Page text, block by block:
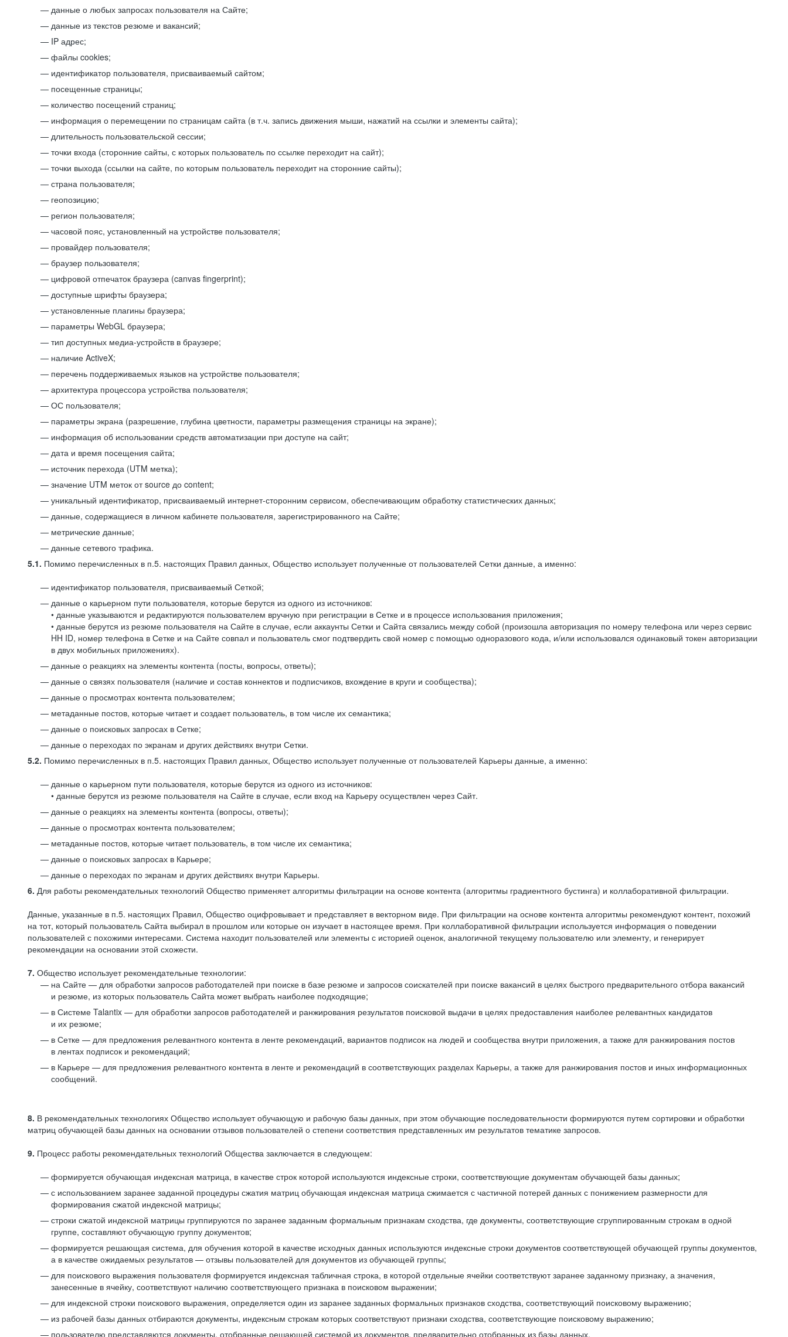
данные о любых запросах пользователя на Сайте;
данные из текстов резюме и вакансий;
IP адрес;
файлы cookies;
идентификатор пользователя, присваиваемый сайтом;
посещенные страницы;
количество посещений страниц;
информация о перемещении по страницам сайта (в т.ч. запись движения мыши, нажатий на ссылки и элементы сайта);
длительность пользовательской сессии;
точки входа (сторонние сайты, с которых пользователь по ссылке переходит на сайт);
точки выхода (ссылки на сайте, по которым пользователь переходит на сторонние сайты);
страна пользователя;
геопозицию;
регион пользователя;
часовой пояс, установленный на устройстве пользователя;
провайдер пользователя;
браузер пользователя;
цифровой отпечаток браузера (canvas fingerprint);
доступные шрифты браузера;
установленные плагины браузера;
параметры WebGL браузера;
тип доступных медиа-устройств в браузере;
наличие ActiveX;
перечень поддерживаемых языков на устройстве пользователя;
архитектура процессора устройства пользователя;
ОС пользователя;
параметры экрана (разрешение, глубина цветности, параметры размещения страницы на экране);
информация об использовании средств автоматизации при доступе на сайт;
дата и время посещения сайта;
источник перехода (UTM метка);
значение UTM меток от source до content;
уникальный идентификатор, присваиваемый интернет-сторонним сервисом, обеспечивающим обработку статистических данных;
данные, содержащиеся в личном кабинете пользователя, зарегистрированного на Сайте;
метрические данные;
данные сетевого трафика.
5.1. Помимо перечисленных в п.5. настоящих Правил данных, Общество использует полученные от пользователей Сетки данные, а именно:
идентификатор пользователя, присваиваемый Сеткой;
данные о карьерном пути пользователя, которые берутся из одного из источников:
• данные указываются и редактируются пользователем вручную при регистрации в Сетке и в процессе использования приложения;
• данные берутся из резюме пользователя на Сайте в случае, если аккаунты Сетки и Сайта связались между собой (произошла авторизация по номеру телефона или через сервис
HH ID, номер телефона в Сетке и на Сайте совпал и пользователь смог подтвердить свой номер с помощью одноразового кода, и/или использовался одинаковый токен авторизации
в двух мобильных приложениях).
данные о реакциях на элементы контента (посты, вопросы, ответы);
данные о связях пользователя (наличие и состав коннектов и подписчиков, вхождение в круги и сообщества);
данные о просмотрах контента пользователем;
метаданные постов, которые читает и создает пользователь, в том числе их семантика;
данные о поисковых запросах в Сетке;
данные о переходах по экранам и других действиях внутри Сетки.
5.2. Помимо перечисленных в п.5. настоящих Правил данных, Общество использует полученные от пользователей Карьеры данные, а именно:
данные о карьерном пути пользователя, которые берутся из одного из источников:
• данные берутся из резюме пользователя на Сайте в случае, если вход на Карьеру осуществлен через Сайт.
данные о реакциях на элементы контента (вопросы, ответы);
данные о просмотрах контента пользователем;
метаданные постов, которые читает пользователь, в том числе их семантика;
данные о поисковых запросах в Карьере;
данные о переходах по экранам и других действиях внутри Карьеры.
6. Для работы рекомендательных технологий Общество применяет алгоритмы фильтрации на основе контента (алгоритмы градиентного бустинга) и коллаборативной фильтрации.
Данные, указанные в п.5. настоящих Правил, Общество оцифровывает и представляет в векторном виде. При фильтрации на основе контента алгоритмы рекомендуют контент, похожий
на тот, который пользователь Сайта выбирал в прошлом или которые он изучает в настоящее время. При коллаборативной фильтрации используется информация о поведении
пользователей с похожими интересами. Система находит пользователей или элементы с историей оценок, аналогичной текущему пользователю или элементу, и генерирует
рекомендации на основании этой схожести.
7. Общество использует рекомендательные технологии:
на Сайте — для обработки запросов работодателей при поиске в базе резюме и запросов соискателей при поиске вакансий в целях быстрого предварительного отбора вакансий
и резюме, из которых пользователь Сайта может выбрать наиболее подходящие;
в Системе Talantix — для обработки запросов работодателей и ранжирования результатов поисковой выдачи в целях предоставления наиболее релевантных кандидатов
и их резюме;
в Сетке — для предложения релевантного контента в ленте рекомендаций, вариантов подписок на людей и сообщества внутри приложения, а также для ранжирования постов
в лентах подписок и рекомендаций;
в Карьере — для предложения релевантного контента в ленте и рекомендаций в соответствующих разделах Карьеры, а также для ранжирования постов и иных информационных
сообщений.
8. В рекомендательных технологиях Общество использует обучающую и рабочую базы данных, при этом обучающие последовательности формируются путем сортировки и обработки
матриц обучающей базы данных на основании отзывов пользователей о степени соответствия представленных им результатов тематике запросов.
9. Процесс работы рекомендательных технологий Общества заключается в следующем:
формируется обучающая индексная матрица, в качестве строк которой используются индексные строки, соответствующие документам обучающей базы данных;
с использованием заранее заданной процедуры сжатия матриц обучающая индексная матрица сжимается с частичной потерей данных с понижением размерности для
формирования сжатой индексной матрицы;
строки сжатой индексной матрицы группируются по заранее заданным формальным признакам сходства, где документы, соответствующие сгруппированным строкам в одной
группе, составляют обучающую группу документов;
формируется решающая система, для обучения которой в качестве исходных данных используются индексные строки документов соответствующей обучающей группы документов,
а в качестве ожидаемых результатов — отзывы пользователей для документов из обучающей группы;
для поискового выражения пользователя формируется индексная табличная строка, в которой отдельные ячейки соответствуют заранее заданному признаку, а значения,
занесенные в ячейку, соответствуют наличию соответствующего признака в поисковом выражении;
для индексной строки поискового выражения, определяется один из заранее заданных формальных признаков сходства, соответствующий поисковому выражению;
из рабочей базы данных отбираются документы, индексным строкам которых соответствуют признаки сходства, соответствующие поисковому выражению;
пользователю представляются документы, отобранные решающей системой из документов, предварительно отобранных из базы данных.